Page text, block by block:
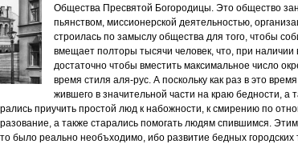
Общества Пресвятой Богородицы. Это общество
пьянством, миссионерской деятельностью,
строилась по замыслу общества для того, чтобы
вмещает полторы тысячи человек, что, при
достаточно чтобы вместить максимальное число
время стиля аля-рус. А поскольку как раз в это
жившего в значительной части на краю бедности,
приучить простой люд к набожности, к смирению по
а также старались помогать людям спившимся.
было реально необъходимо, ибо развитие бедных городских